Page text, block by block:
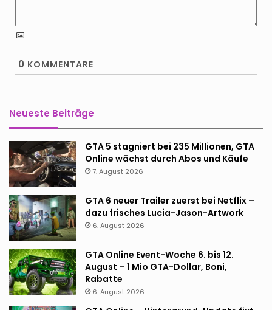
0 KOMMENTARE
Neueste Beiträge
GTA 5 stagniert bei 235 Millionen, GTA
Online wächst durch Abos und Käufe
7. August 2026
GTA 6 neuer Trailer zuerst bei Netflix –
dazu frisches Lucia-Jason-Artwork
6. August 2026
GTA Online Event-Woche 6. bis 12.
August – 1 Mio GTA-Dollar, Boni,
Rabatte
6. August 2026